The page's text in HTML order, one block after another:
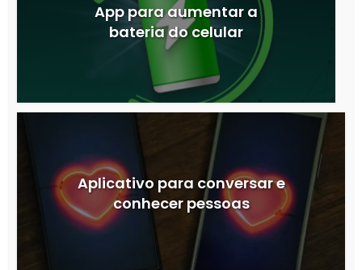
App para aumentar a
bateria do celular
Aplicativo para conversar e
conhecer pessoas